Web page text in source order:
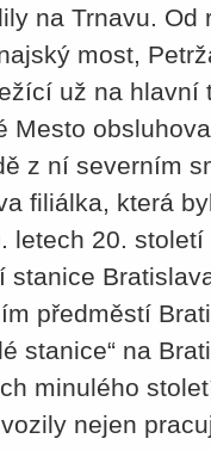
na Trnavu.
most,
už na
Mesto
z ní severním
filiálka, která
letech 20.
stanice
předměstí
stanice“ na
minulého
nejen